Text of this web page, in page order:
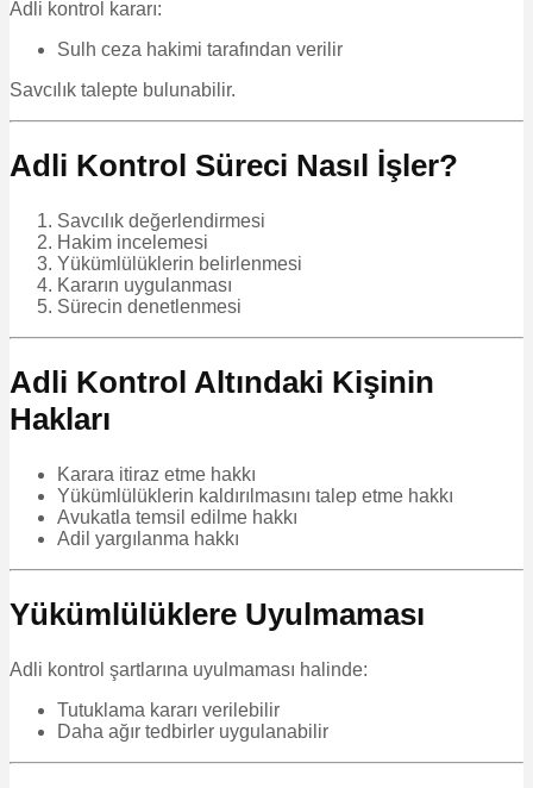
Adli kontrol kararı:
Sulh ceza hakimi tarafından verilir
Savcılık talepte bulunabilir.
Adli Kontrol Süreci Nasıl İşler?
Savcılık değerlendirmesi
Hakim incelemesi
Yükümlülüklerin belirlenmesi
Kararın uygulanması
Sürecin denetlenmesi
Adli Kontrol Altındaki Kişinin
Hakları
Karara itiraz etme hakkı
Yükümlülüklerin kaldırılmasını talep etme hakkı
Avukatla temsil edilme hakkı
Adil yargılanma hakkı
Yükümlülüklere Uyulmaması
Adli kontrol şartlarına uyulmaması halinde:
Tutuklama kararı verilebilir
Daha ağır tedbirler uygulanabilir